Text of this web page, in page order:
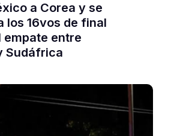
a Corea y se
los 16vos de final
empate entre
Sudáfrica